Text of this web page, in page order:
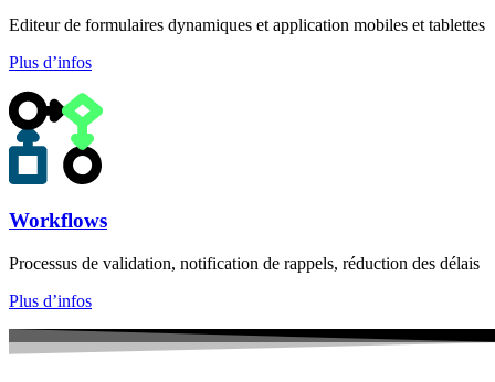
Editeur de formulaires dynamiques et application mobiles et tablettes
Plus d’infos
Workflows
Processus de validation, notification de rappels, réduction des délais
Plus d’infos